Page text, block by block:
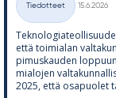
Kategoriat
Tiedotteet
15.6.2026
että toi­mia­lan
pi­mus­kau­den
mia­lo­jen
2025, että os­a­puo­let